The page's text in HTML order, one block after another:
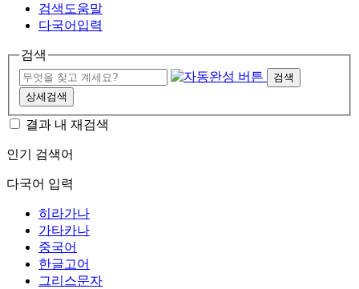
검색도움말
다국어입력
검색
검색
상세검색
결과 내 재검색
인기 검색어
다국어 입력
히라가나
가타카나
중국어
한글고어
그리스문자